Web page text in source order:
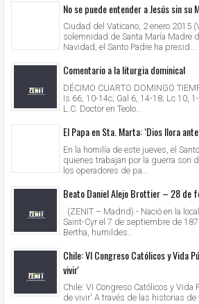
No se puede entender a Jesús sin su
Ciudad del Vaticano, 2 enero 2015
solemnidad de Santa María Madre
Navidad, el Santo Padre ha presid...
Comentario a la liturgia dominical
DÉCIMO CUARTO DOMINGO
Is 66, 10-14c; Gal 6, 14-18; Lc 10,
L.C. Doctor en Teolo...
El Papa en Sta. Marta: ‘Dios llora
En la homilía de este jueves, el
quienes trabajan por la guerra son
los operadores de pa...
Beato Daniel Alejo Brottier – 28 de
(ZENIT – Madrid).- Nació en la
Saint-Cyr el 7 de septiembre de
Bertha, humildes...
Chile: VI Congreso Católicos y Vida
vivir'
Chile: VI Congreso Católicos y Vida
de vivir' A través de las historias de